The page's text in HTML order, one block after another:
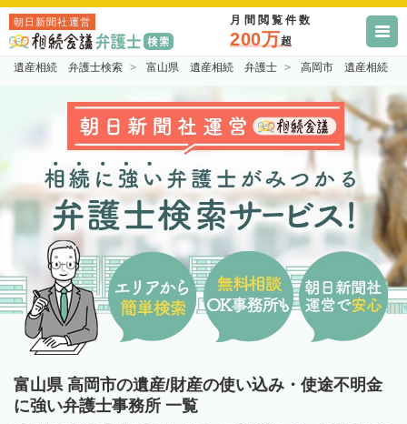
朝日新聞社運営 月間閲覧件数
200万超
遺産相続 弁護士検索 富山県 遺産相続 弁護士 高岡市 遺産相続
富山県 高岡市の遺産/財産の使い込み・使途不明金
に強い弁護士事務所 一覧